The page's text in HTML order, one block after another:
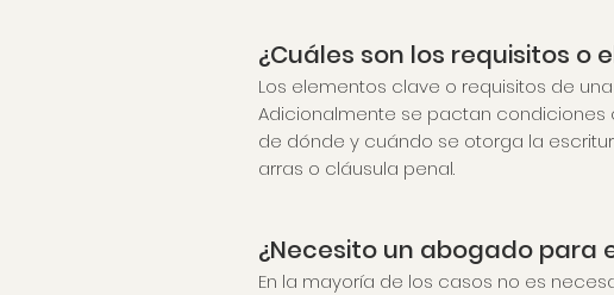
¿Cuáles son los requisitos
Los elementos clave o requisitos de
Adicionalmente se pactan
de dónde y cuándo se otorga la
arras o cláusula penal.
¿Necesito un abogado
En la mayoría de los casos no es